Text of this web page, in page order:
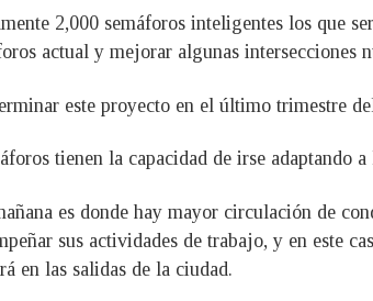
2,000 semáforos inteligentes los que
actual y mejorar algunas intersecciones
este proyecto en el último trimestre
tienen la capacidad de irse adaptando
es donde hay mayor circulación de
sus actividades de trabajo, y en este
en las salidas de la ciudad.